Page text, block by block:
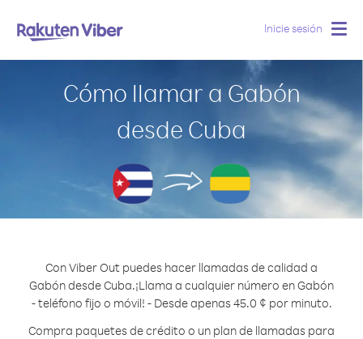
Inicie sesión
Cómo llamar a Gabón
desde Cuba
Con Viber Out puedes hacer llamadas de calidad a
Gabón desde Cuba.¡Llama a cualquier número en Gabón
- teléfono fijo o móvil! - Desde apenas 45.0 ¢ por minuto.
Compra paquetes de crédito o un plan de llamadas para